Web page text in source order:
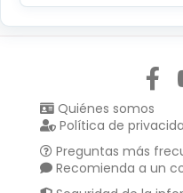
Quiénes somos
Política de
Preguntas más
Recomienda a un